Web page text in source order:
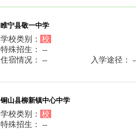
睢宁县敬一中学
学校类别： 校
特殊招生： --
住宿情况： --
入学途径：
铜山县柳新镇中心中学
学校类别： 校
特殊招生： --